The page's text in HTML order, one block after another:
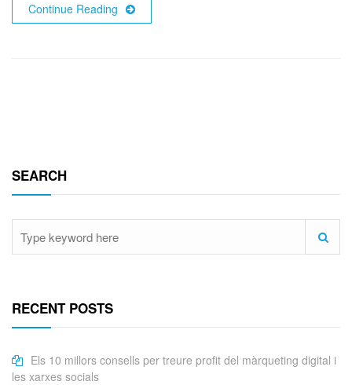
Continue Reading
SEARCH
RECENT POSTS
Els 10 millors consells per treure profit del màrqueting digital i
les xarxes socials